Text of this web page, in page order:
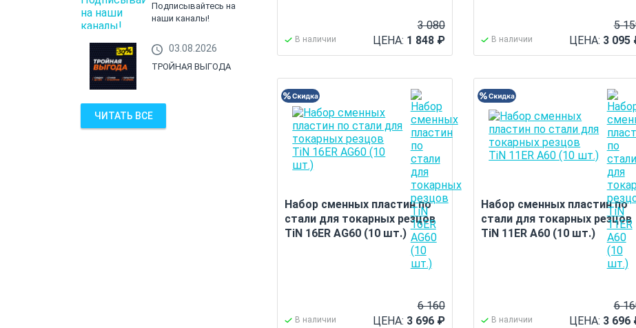
Подписывайтесь на
наши каналы!
03.08.2026
ТРОЙНАЯ ВЫГОДА
ЧИТАТЬ ВСЕ
В наличии ЦЕНА: 1 848 ₽
3 080
В наличии ЦЕНА: 3 095
5
Набор сменных пластин по
стали для токарных резцов
TiN 16ER AG60 (10 шт.)
В наличии ЦЕНА: 3 696 ₽
6 160
Набор сменных пластин по
стали для токарных резцов
TiN 11ER A60 (10 шт.)
В наличии ЦЕНА: 3 696
6